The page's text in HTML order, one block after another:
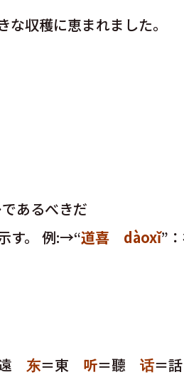
な収穫に恵まれました。
あるべきだ
す。 例:→“道喜 dàoxǐ”
东＝東 听＝聽 话＝話